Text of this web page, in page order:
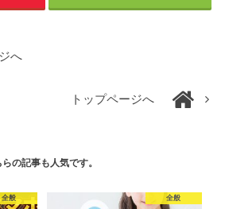
へ
トップページへ
らの記事も人気です。
全般 全般